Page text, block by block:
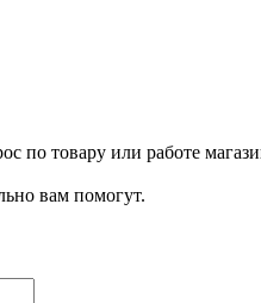
по товару или работе
вам помогут.